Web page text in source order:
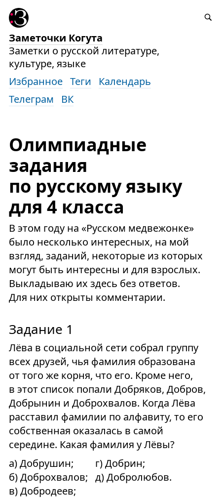
Заметочки Когута
Заметки о русской литературе,
культуре, языке
Избранное Теги
Календарь
Телеграм
ВК
Олимпиадные
задания
по русскому языку
для 4 класса
В этом году на «Русском медвежонке»
было несколько интересных, на мой
взгляд, заданий, некоторые из которых
могут быть интересны и для взрослых.
Выкладываю их здесь без ответов.
Для них открыты комментарии.
Задание 1
Лёва в социальной сети собрал группу
всех друзей, чья фамилия образована
от того же корня, что его. Кроме него,
в этот список попали Добряков, Добров,
Добрынин и Доброхвалов. Когда Лёва
расставил фамилии по алфавиту, то его
собственная оказалась в самой
середине. Какая фамилия у Лёвы?
а) Добрушин;
б) Доброхвалов;
в) Добродеев;
г) Добрин;
д) Добролюбов.